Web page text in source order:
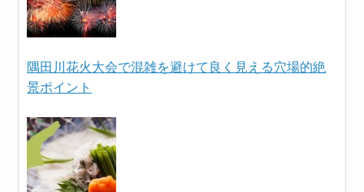
隅田川花火大会で混雑を避けて良く見える穴場的絶
景ポイント